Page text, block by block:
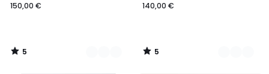
150,00 €
5
/
140,00 €
5
/